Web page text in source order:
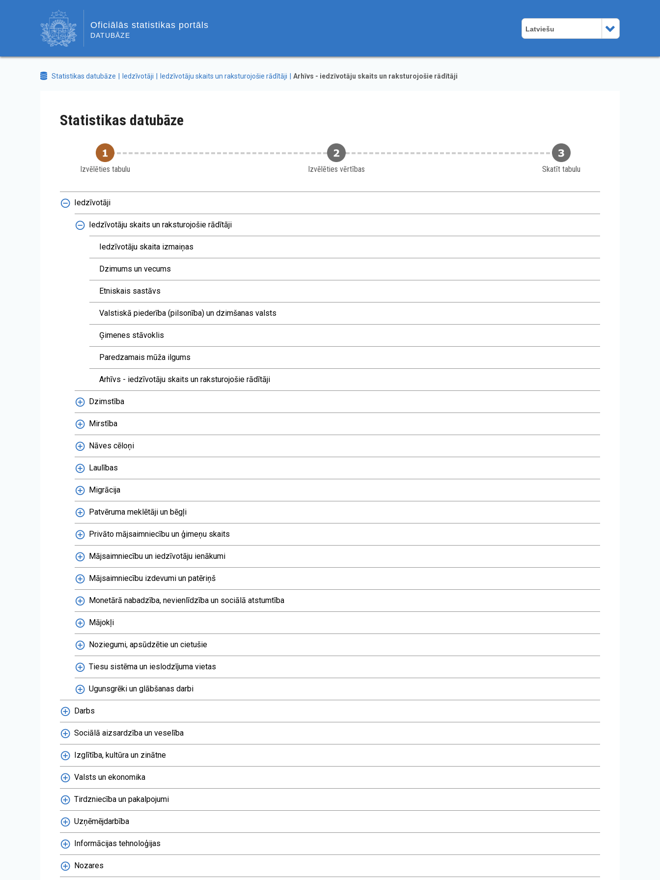
Oficiālās statistikas portāls
DATUBĀZE
Latviešu
Statistikas datubāze Iedzīvotāji Iedzīvotāju skaits un raksturojošie rādītāji Arhīvs - iedzīvotāju skaits un raksturojošie rādītāji
Statistikas datubāze
Izvēlēties tabulu Izvēlēties vērtības Skatīt tabulu
Iedzīvotāji
Iedzīvotāju skaits un raksturojošie rādītāji
Iedzīvotāju skaita izmaiņas
Dzimums un vecums
Etniskais sastāvs
Valstiskā piederība (pilsonība) un dzimšanas valsts
Ģimenes stāvoklis
Paredzamais mūža ilgums
Arhīvs - iedzīvotāju skaits un raksturojošie rādītāji
Dzimstība
Mirstība
Nāves cēloņi
Laulības
Migrācija
Patvēruma meklētāji un bēgļi
Privāto mājsaimniecību un ģimeņu skaits
Mājsaimniecību un iedzīvotāju ienākumi
Mājsaimniecību izdevumi un patēriņš
Monetārā nabadzība, nevienlīdzība un sociālā atstumtība
Mājokļi
Noziegumi, apsūdzētie un cietušie
Tiesu sistēma un ieslodzījuma vietas
Ugunsgrēki un glābšanas darbi
Darbs
Sociālā aizsardzība un veselība
Izglītība, kultūra un zinātne
Valsts un ekonomika
Tirdzniecība un pakalpojumi
Uzņēmējdarbība
Informācijas tehnoloģijas
Nozares